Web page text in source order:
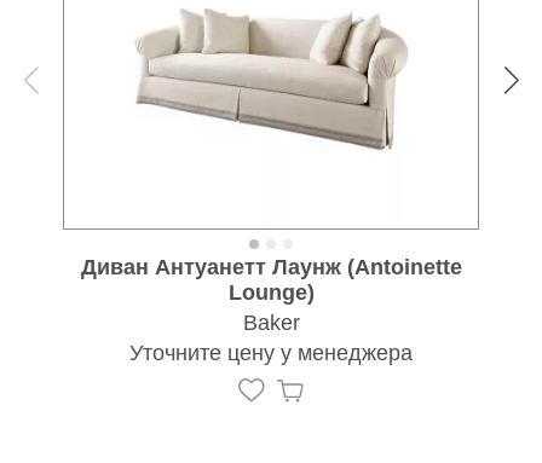
Диван Антуанетт Лаунж (Antoinette
Lounge)
Baker
Уточните цену у менеджера